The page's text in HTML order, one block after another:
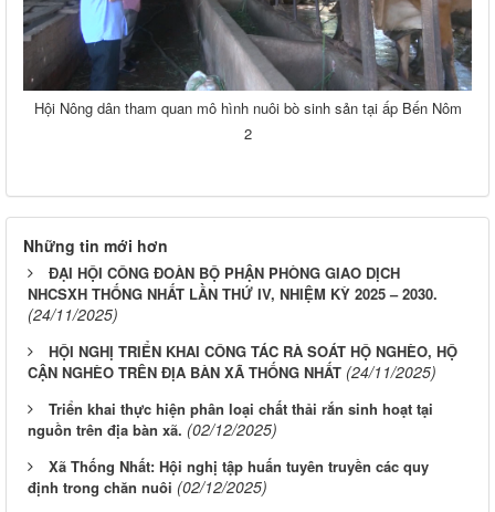
Hội Nông dân tham quan mô hình nuôi bò sinh sản tại ấp Bến Nôm
2
Những tin mới hơn
ĐẠI HỘI CÔNG ĐOÀN BỘ PHẬN PHÒNG GIAO DỊCH
NHCSXH THỐNG NHẤT LẦN THỨ IV, NHIỆM KỲ 2025 – 2030.
(24/11/2025)
HỘI NGHỊ TRIỂN KHAI CÔNG TÁC RÀ SOÁT HỘ NGHÈO, HỘ
CẬN NGHÈO TRÊN ĐỊA BÀN XÃ THỐNG NHẤT (24/11/2025)
Triển khai thực hiện phân loại chất thải rắn sinh hoạt tại
nguồn trên địa bàn xã. (02/12/2025)
Xã Thống Nhất: Hội nghị tập huấn tuyên truyền các quy
định trong chăn nuôi (02/12/2025)